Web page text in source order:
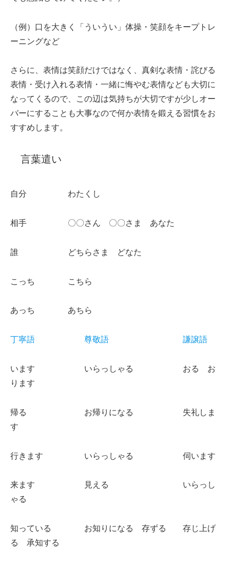
（例）口を大きく「ういうい」体操・笑顔をキープトレ
ーニングなど
さらに、表情は笑顔だけではなく、真剣な表情・詫びる
表情・受け入れる表情・一緒に悔やむ表情なども大切に
なってくるので、この辺は気持ちが大切ですが少しオー
バーにすることも大事なので何か表情を鍛える習慣をお
すすめします。
言葉遣い
自分 わたくし
相手 〇〇さん 〇〇さま あなた
誰 どちらさま どなた
こっち こちら
あっち あちら
丁寧語 尊敬語 謙譲語
います いらっしゃる おる お
ります
帰る お帰りになる 失礼しま
す
行きます いらっしゃる 伺います
来ます 見える いらっし
ゃる
知っている お知りになる 存ずる 存じ上げ
る 承知する